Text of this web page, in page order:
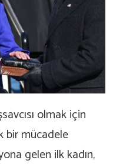
olmak için
bir mücadele
gelen ilk kadın,